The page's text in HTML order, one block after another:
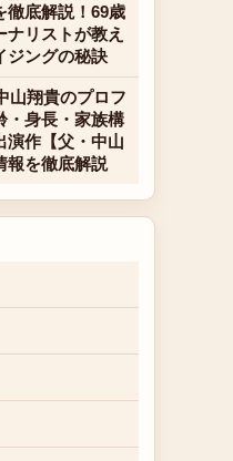
徹底解説！69歳
ナリストが教え
ジングの秘訣
山翔貴のプロフ
・身長・家族構
演作【父・中山
報を徹底解説